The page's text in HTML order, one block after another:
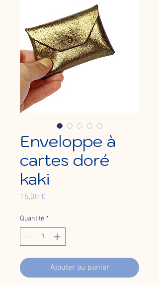
Enveloppe à
cartes doré
kaki
15,00 €
Quantité *
Ajouter au panier